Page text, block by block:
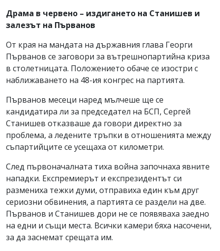
Драма в червено – издигането на Станишев и
залезът на Първанов
От края на мандата на държавния глава Георги
Първанов се заговори за вътрешнопартийна криза
в столетницата. Положението обаче се изостри с
наближаването на 48-ия конгрес на партията.
Първанов месеци наред мълчеше ще се
кандидатира ли за председател на БСП, Сергей
Станишев отказваше да говори директно за
проблема, а ледените тръпки в отношенията между
съпартийците се усещаха от километри.
След първоначалната тиха война започнаха явните
нападки. Експремиерът и експрезидентът си
размениха тежки думи, отправиха един към друг
сериозни обвинения, а партията се раздели на две.
Първанов и Станишев дори не се появяваха заедно
на едни и същи места. Всички камери бяха насочени,
за да заснемат срещата им.